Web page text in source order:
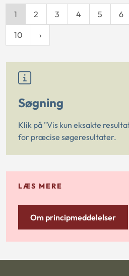
1 2 3 4 5 6
10
Søgning
Klik på "Vis kun eksakte
for præcise søgeresultater.
LÆS MERE
Om principmeddelelser